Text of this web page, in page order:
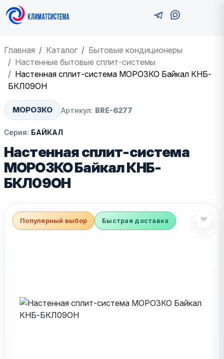
Главная Каталог
Бытовые кондиционеры
Настенные бытовые сплит-системы
Настенная сплит-система МОРОЗКО Байкал КНБ-
БКЛ09ОН
МОРОЗКО Артикул: BRE-6277
Серия: БАЙКАЛ
Настенная сплит-система
МОРОЗКО Байкал КНБ-
БКЛ09ОН
Популярный выбор Быстрая доставка ❤